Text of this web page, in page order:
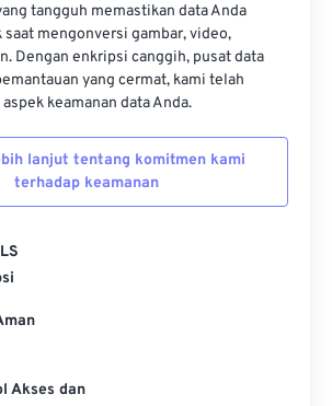
tangguh memastikan data Anda
saat mengonversi gambar, video,
Dengan enkripsi canggih, pusat data
yang cermat, kami telah
keamanan data Anda.
lanjut tentang komitmen kami
terhadap keamanan
Akses dan